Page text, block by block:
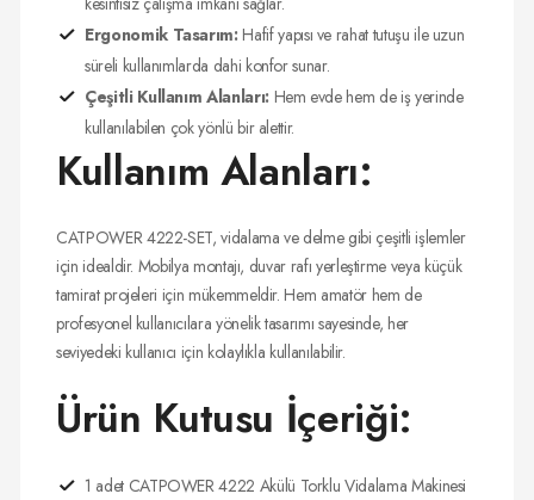
Ergonomik Tasarım: Hafif yapısı ve rahat tutuşu ile uzun
süreli kullanımlarda dahi konfor sunar.
Çeşitli Kullanım Alanları: Hem evde hem de iş yerinde
kullanılabilen çok yönlü bir alettir.
Kullanım Alanları:
CATPOWER 4222-SET, vidalama ve delme gibi çeşitli işlemler
için idealdir. Mobilya montajı, duvar rafı yerleştirme veya küçük
tamirat projeleri için mükemmeldir. Hem amatör hem de
profesyonel kullanıcılara yönelik tasarımı sayesinde, her
seviyedeki kullanıcı için kolaylıkla kullanılabilir.
Ürün Kutusu İçeriği:
1 adet CATPOWER 4222 Akülü Torklu Vidalama Makinesi